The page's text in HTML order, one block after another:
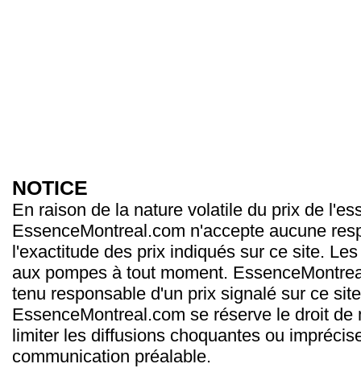
NOTICE
En raison de la nature volatile du prix de
EssenceMontreal.com n'accepte aucune
l'exactitude des prix indiqués sur ce site.
aux pompes à tout moment.
tenu responsable d'un prix signalé sur ce
EssenceMontreal.com se réserve le droit de
limiter les diffusions choquantes ou
communication préalable.